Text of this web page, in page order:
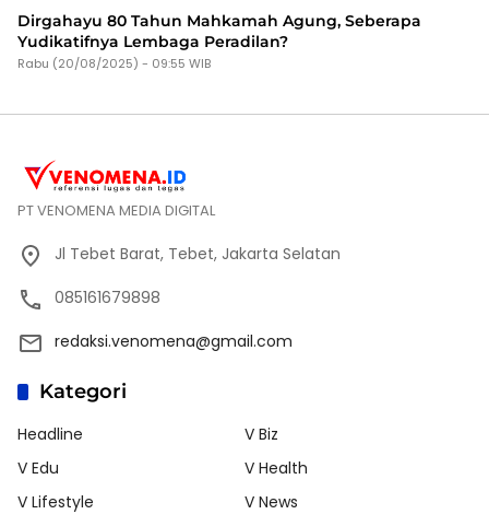
Dirgahayu 80 Tahun Mahkamah Agung, Seberapa
Yudikatifnya Lembaga Peradilan?
Rabu (20/08/2025) - 09:55 WIB
PT VENOMENA MEDIA DIGITAL
Jl Tebet Barat, Tebet, Jakarta Selatan
085161679898
redaksi.venomena@gmail.com
Kategori
Headline
V Biz
V Edu
V Health
V Lifestyle
V News